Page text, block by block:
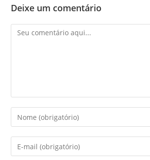
Deixe um comentário
Comentário
Digite
seu
nome
ou
Digite
seu